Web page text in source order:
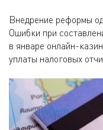
Внедрение реформы
Ошибки при
в январе онлайн-
уплаты налоговых